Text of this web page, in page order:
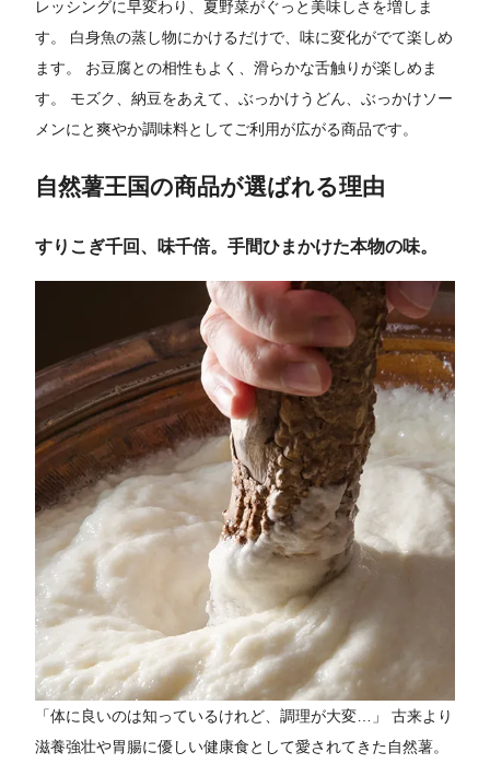
レッシングに早変わり、夏野菜がぐっと美味しさを増しま
す。 白身魚の蒸し物にかけるだけで、味に変化がでて楽しめ
ます。 お豆腐との相性もよく、滑らかな舌触りが楽しめま
す。 モズク、納豆をあえて、ぶっかけうどん、ぶっかけソー
メンにと爽やか調味料としてご利用が広がる商品です。
自然薯王国の商品が選ばれる理由
すりこぎ千回、味千倍。手間ひまかけた本物の味。
「体に良いのは知っているけれど、調理が大変…」 古来より
滋養強壮や胃腸に優しい健康食として愛されてきた自然薯。